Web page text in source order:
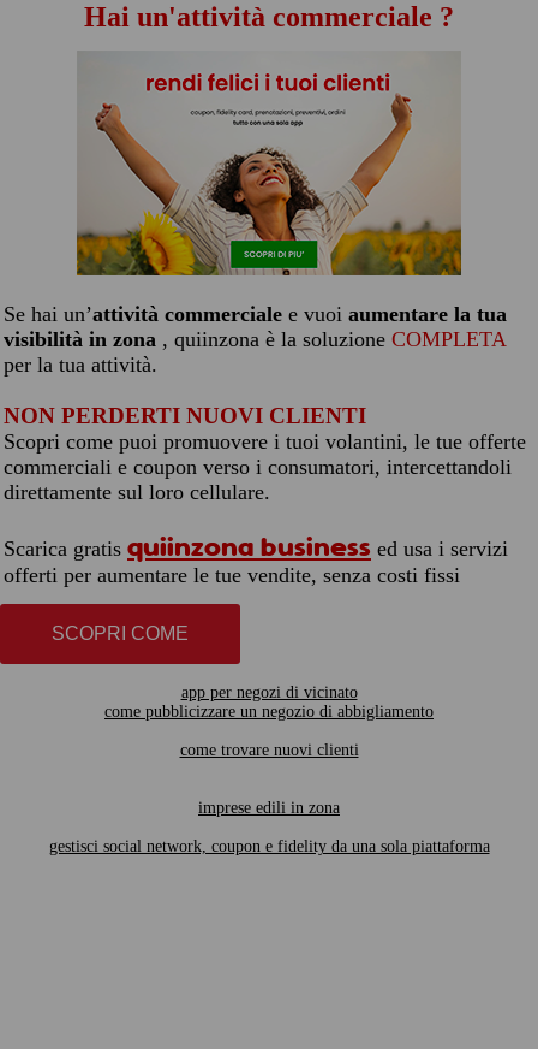
Hai un'attività commerciale ?
Se hai un’attività commerciale e vuoi aumentare la tua
visibilità in zona , quiinzona è la soluzione COMPLETA
per la tua attività.
NON PERDERTI NUOVI CLIENTI
Scopri come puoi promuovere i tuoi volantini, le tue offerte
commerciali e coupon verso i consumatori, intercettandoli
direttamente sul loro cellulare.
Scarica gratis quiinzona business ed usa i servizi
offerti per aumentare le tue vendite, senza costi fissi
SCOPRI COME
app per negozi di vicinato
come pubblicizzare un negozio di abbigliamento
come trovare nuovi clienti
imprese edili in zona
gestisci social network, coupon e fidelity da una sola piattaforma